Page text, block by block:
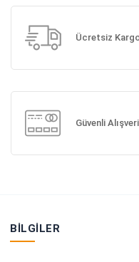
Ücretsiz
Güvenli
BILGILER